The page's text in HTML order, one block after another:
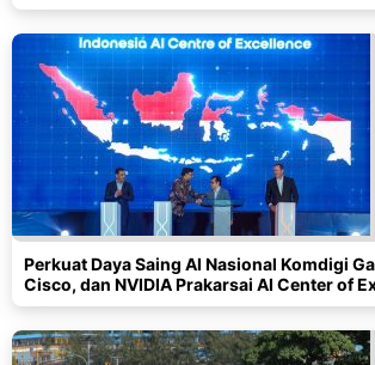
Perkuat Daya Saing AI Nasional Komdigi
Cisco, dan NVIDIA Prakarsai AI Center of